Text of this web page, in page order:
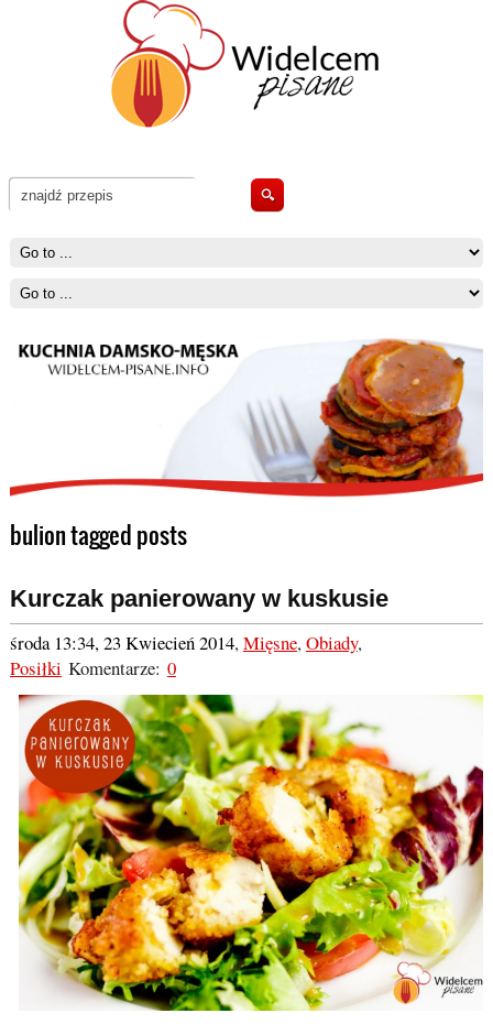
bulion tagged posts
Kurczak panierowany w kuskusie
środa 13:34, 23 Kwiecień 2014,Mięsne,Obiady,
Posiłki Komentarze: 0